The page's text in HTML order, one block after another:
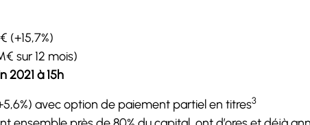
(+15,7%)
sur 12 mois)
2021 à 15h
avec option de paiement partiel en titres3